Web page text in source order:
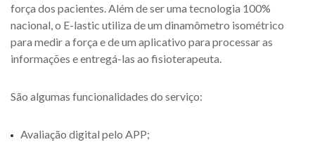
força dos pacientes. Além de ser uma tecnologia 100%
nacional, o E-lastic utiliza de um dinamômetro isométrico
para medir a força e de um aplicativo para processar as
informações e entregá-las ao fisioterapeuta.
São algumas funcionalidades do serviço:
Avaliação digital pelo APP;